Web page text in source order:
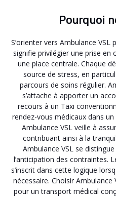
Pourquoi
S’orienter vers Ambulance
signifie privilégier une prise en
une place centrale. Chaque
source de stress, en
parcours de soins régulier.
s’attache à apporter un
recours à un Taxi
rendez-vous médicaux dans
Ambulance VSL veille à
contribuant ainsi à la
Ambulance VSL se
l’anticipation des contraintes.
s’inscrit dans cette logique
nécessaire. Choisir Ambulance
pour un transport médical